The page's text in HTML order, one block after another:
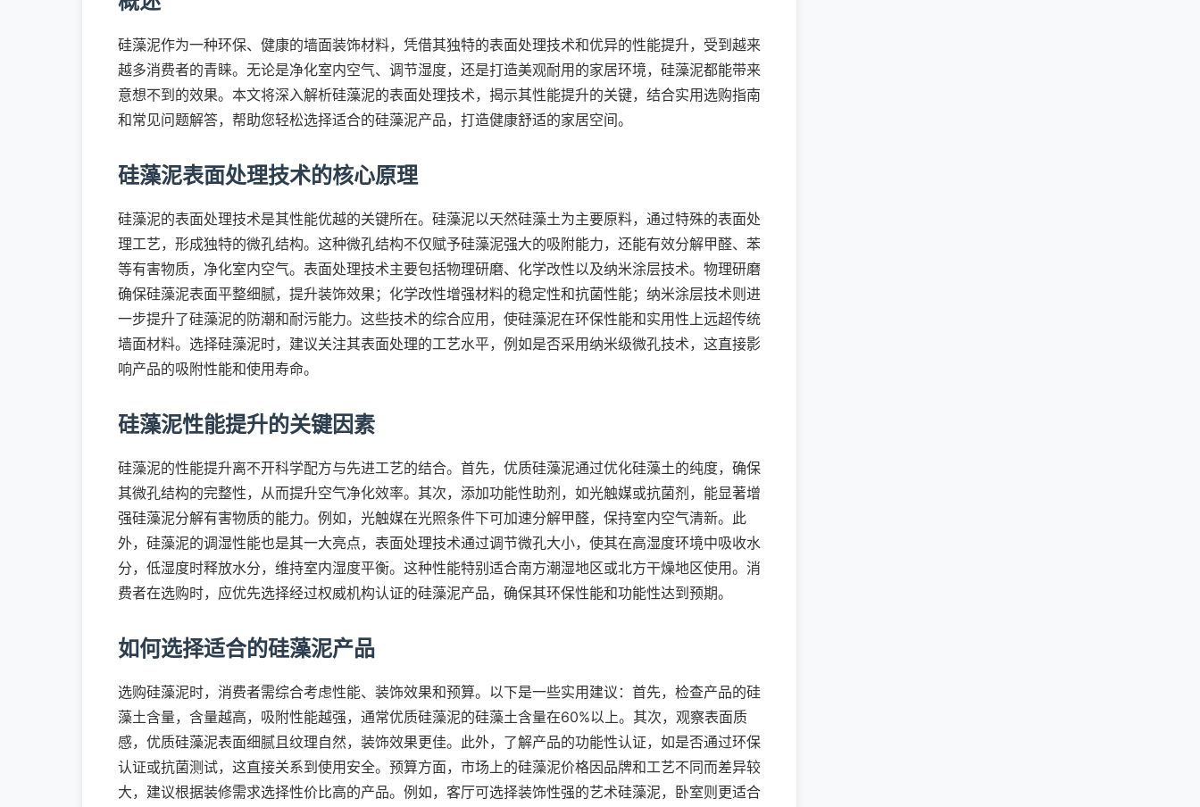
硅藻泥作为一种环保、健康的墙面装饰材料，凭借其独特的表面处理技术和优异的性能提升，受到越来
越多消费者的青睐。无论是净化室内空气、调节湿度，还是打造美观耐用的家居环境，硅藻泥都能带来
意想不到的效果。本文将深入解析硅藻泥的表面处理技术，揭示其性能提升的关键，结合实用选购指南
和常见问题解答，帮助您轻松选择适合的硅藻泥产品，打造健康舒适的家居空间。
硅藻泥表面处理技术的核心原理
硅藻泥的表面处理技术是其性能优越的关键所在。硅藻泥以天然硅藻土为主要原料，通过特殊的表面处
理工艺，形成独特的微孔结构。这种微孔结构不仅赋予硅藻泥强大的吸附能力，还能有效分解甲醛、苯
等有害物质，净化室内空气。表面处理技术主要包括物理研磨、化学改性以及纳米涂层技术。物理研磨
确保硅藻泥表面平整细腻，提升装饰效果；化学改性增强材料的稳定性和抗菌性能；纳米涂层技术则进
一步提升了硅藻泥的防潮和耐污能力。这些技术的综合应用，使硅藻泥在环保性能和实用性上远超传统
墙面材料。选择硅藻泥时，建议关注其表面处理的工艺水平，例如是否采用纳米级微孔技术，这直接影
响产品的吸附性能和使用寿命。
硅藻泥性能提升的关键因素
硅藻泥的性能提升离不开科学配方与先进工艺的结合。首先，优质硅藻泥通过优化硅藻土的纯度，确保
其微孔结构的完整性，从而提升空气净化效率。其次，添加功能性助剂，如光触媒或抗菌剂，能显著增
强硅藻泥分解有害物质的能力。例如，光触媒在光照条件下可加速分解甲醛，保持室内空气清新。此
外，硅藻泥的调湿性能也是其一大亮点，表面处理技术通过调节微孔大小，使其在高湿度环境中吸收水
分，低湿度时释放水分，维持室内湿度平衡。这种性能特别适合南方潮湿地区或北方干燥地区使用。消
费者在选购时，应优先选择经过权威机构认证的硅藻泥产品，确保其环保性能和功能性达到预期。
如何选择适合的硅藻泥产品
选购硅藻泥时，消费者需综合考虑性能、装饰效果和预算。以下是一些实用建议：首先，检查产品的硅
藻土含量，含量越高，吸附性能越强，通常优质硅藻泥的硅藻土含量在60%以上。其次，观察表面质
感，优质硅藻泥表面细腻且纹理自然，装饰效果更佳。此外，了解产品的功能性认证，如是否通过环保
认证或抗菌测试，这直接关系到使用安全。预算方面，市场上的硅藻泥价格因品牌和工艺不同而差异较
大，建议根据装修需求选择性价比高的产品。例如，客厅可选择装饰性强的艺术硅藻泥，卧室则更适合